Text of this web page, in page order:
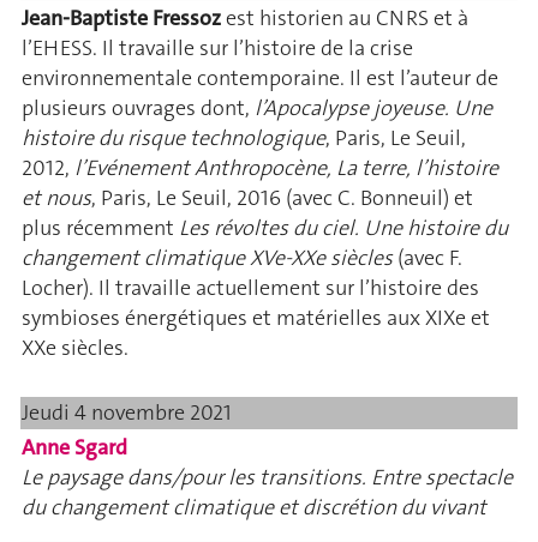
Jean-Baptiste Fressozest historien au CNRS et à
l’EHESS. Il travaille sur l’histoire de la crise
environnementale contemporaine. Il est l’auteur de
plusieurs ouvrages dont, l’Apocalypse joyeuse. Une
histoire du risque technologique, Paris, Le Seuil,
2012, l’Evénement Anthropocène, La terre, l’histoire
et nous, Paris, Le Seuil, 2016 (avec C. Bonneuil) et
plus récemment Les révoltes du ciel. Une histoire du
changement climatique XVe-XXe siècles(avec F.
Locher). Il travaille actuellement sur l’histoire des
symbioses énergétiques et matérielles aux XIXe et
XXe siècles.
Jeudi 4 novembre 2021
Anne Sgard
Le paysage dans/pour les transitions. Entre spectacle
du changement climatique et discrétion du vivant